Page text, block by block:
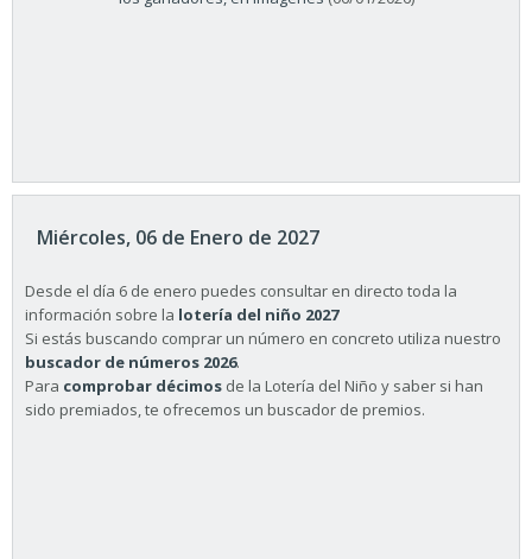
Miércoles, 06 de Enero de 2027
Desde el día 6 de enero puedes consultar en directo toda la
información sobre la lotería del niño 2027
Si estás buscando comprar un número en concreto utiliza nuestro
buscador de números 2026.
Para comprobar décimos de la Lotería del Niño y saber si han
sido premiados, te ofrecemos un buscador de premios.